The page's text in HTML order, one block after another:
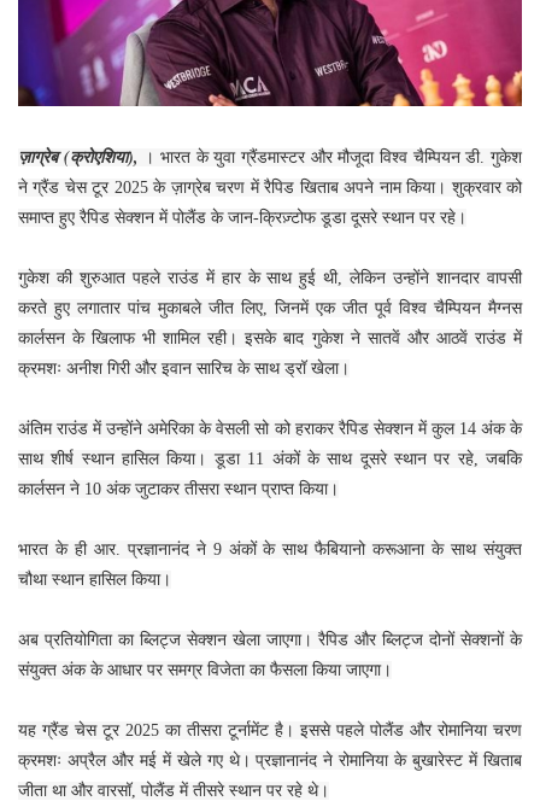
ज़ाग्रेब (क्रोएशिया),
। भारत के युवा ग्रैंडमास्टर और मौजूदा विश्व चैम्पियन डी. गुकेश
ने ग्रैंड चेस टूर 2025 के ज़ाग्रेब चरण में रैपिड खिताब अपने नाम किया। शुक्रवार को
समाप्त हुए रैपिड सेक्शन में पोलैंड के जान-क्रिज़्टोफ डूडा दूसरे स्थान पर रहे।
गुकेश की शुरुआत पहले राउंड में हार के साथ हुई थी, लेकिन उन्होंने शानदार वापसी
करते हुए लगातार पांच मुकाबले जीत लिए, जिनमें एक जीत पूर्व विश्व चैम्पियन मैग्नस
कार्लसन के खिलाफ भी शामिल रही। इसके बाद गुकेश ने सातवें और आठवें राउंड में
क्रमशः अनीश गिरी और इवान सारिच के साथ ड्रॉ खेला।
अंतिम राउंड में उन्होंने अमेरिका के वेसली सो को हराकर रैपिड सेक्शन में कुल 14 अंक के
साथ शीर्ष स्थान हासिल किया। डूडा 11 अंकों के साथ दूसरे स्थान पर रहे, जबकि
कार्लसन ने 10 अंक जुटाकर तीसरा स्थान प्राप्त किया।
भारत के ही आर. प्रज्ञानानंद ने 9 अंकों के साथ फैबियानो करूआना के साथ संयुक्त
चौथा स्थान हासिल किया।
अब प्रतियोगिता का ब्लिट्ज सेक्शन खेला जाएगा। रैपिड और ब्लिट्ज दोनों सेक्शनों के
संयुक्त अंक के आधार पर समग्र विजेता का फैसला किया जाएगा।
यह ग्रैंड चेस टूर 2025 का तीसरा टूर्नामेंट है। इससे पहले पोलैंड और रोमानिया चरण
क्रमशः अप्रैल और मई में खेले गए थे। प्रज्ञानानंद ने रोमानिया के बुखारेस्ट में खिताब
जीता था और वारसॉ, पोलैंड में तीसरे स्थान पर रहे थे।